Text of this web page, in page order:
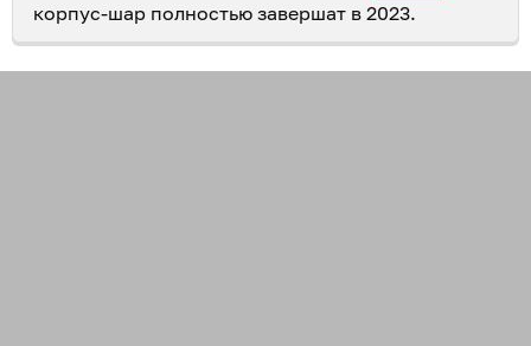
корпус-шар полностью завершат в 2023.